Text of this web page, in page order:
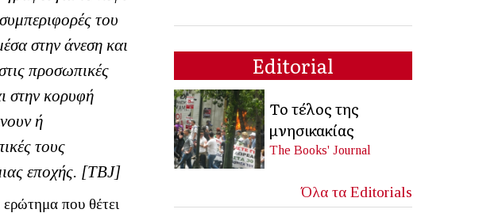
του
στην άνεση και
προσωπικές
στην κορυφή
ή
τους
εποχής. [ΤΒJ]
ερώτημα που θέτει
Editorial
Το τέλος της
μνησικακίας
The Books' Journal
Όλα τα Editorials